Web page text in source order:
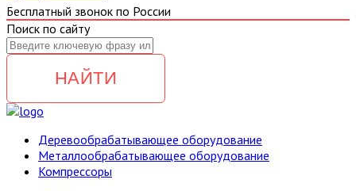
Бесплатный звонок по России
Поиск по сайту
НАЙТИ
Деревообрабатывающее оборудование
Металлообрабатывающее оборудование
Компрессоры